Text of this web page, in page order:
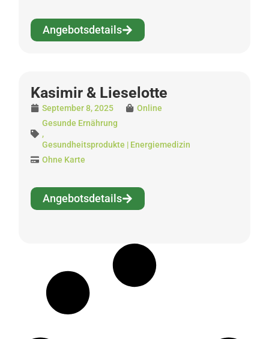
Angebotsdetails
Kasimir & Lieselotte
September 8, 2025
Online
Gesunde Ernährung
,
Gesundheitsprodukte | Energiemedizin
Ohne Karte
Angebotsdetails